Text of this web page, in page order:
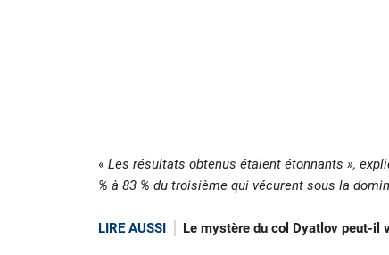
« Les résultats obtenus étaient étonnants »,
% à 83 % du troisième qui vécurent sous la
LIRE AUSSI Le mystère du col Dyatlov peut-il